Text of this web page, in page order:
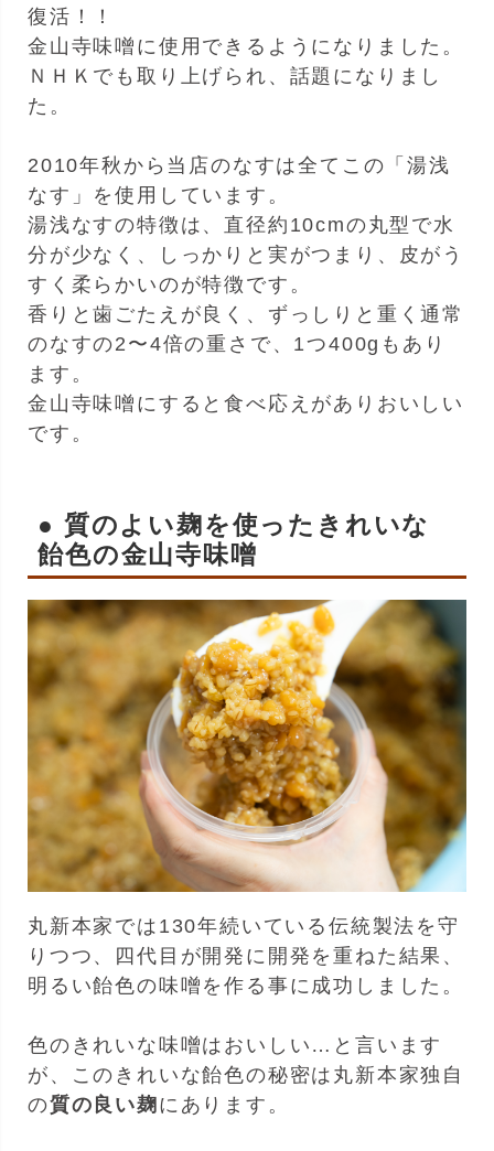
復活！！
金山寺味噌に使用できるようになりました。
ＮＨＫでも取り上げられ、話題になりまし
た。
2010年秋から当店のなすは全てこの「湯浅
なす」を使用しています。
湯浅なすの特徴は、直径約10cmの丸型で水
分が少なく、しっかりと実がつまり、皮がう
すく柔らかいのが特徴です。
香りと歯ごたえが良く、ずっしりと重く通常
のなすの2〜4倍の重さで、1つ400gもあり
ます。
金山寺味噌にすると食べ応えがありおいしい
です。
● 質のよい麹を使ったきれいな
飴色の金山寺味噌
丸新本家では130年続いている伝統製法を守
りつつ、四代目が開発に開発を重ねた結果、
明るい飴色の味噌を作る事に成功しました。
色のきれいな味噌はおいしい…と言います
が、このきれいな飴色の秘密は丸新本家独自
の質の良い麹 にあります。